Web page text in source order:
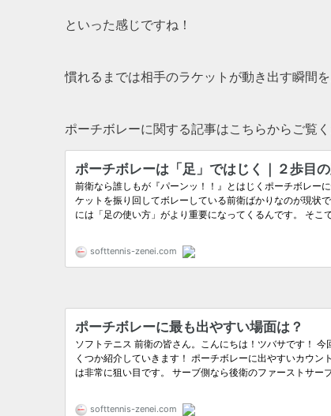
といった感じですね！
慣れるまでは相手のラケットが動き出す瞬間
ポーチボレーに関する記事はこちらからご覧く